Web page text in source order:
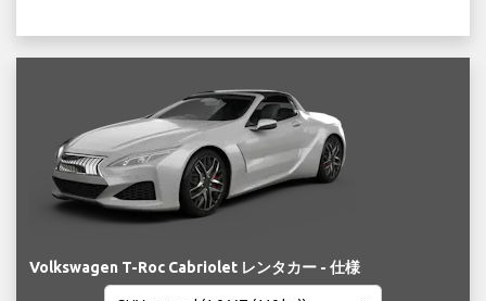
Volkswagen T-Roc Cabriolet レンタカー - 仕様